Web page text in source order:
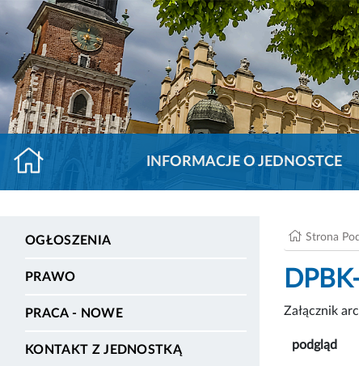
INFORMACJE O JEDNOSTCE
OGŁOSZENIA
PRAWO
PRACA - NOWE
KONTAKT Z JEDNOSTKĄ
Strona
Załącznik
podgląd